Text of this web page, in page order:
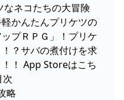
なネコたちの大冒険
かんたんプリケツの
プＲＰＧ」！プリケ
？サバの煮付けを求
！ App Storeはこち
次
略